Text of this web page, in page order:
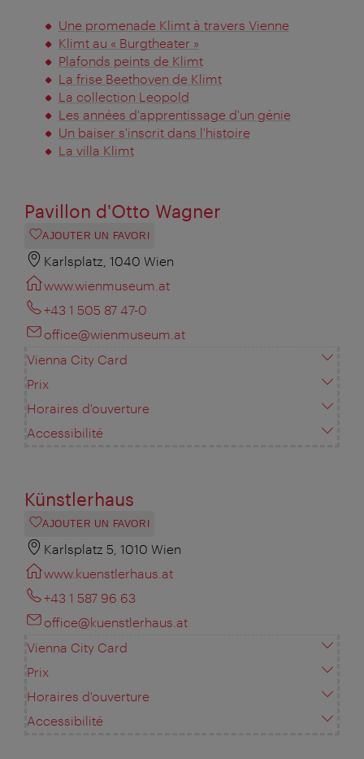
Une promenade Klimt à travers Vienne
Klimt au « Burgtheater »
Plafonds peints de Klimt
La frise Beethoven de Klimt
La collection Leopold
Les années d'apprentissage d'un génie
Un baiser s'inscrit dans l'histoire
La villa Klimt
Pavillon d'Otto Wagner
AJOUTER UN FAVORI
Karlsplatz, 1040 Wien
www.wienmuseum.at
+43 1 505 87 47-0
office@wienmuseum.at
Vienna City Card
Prix
Horaires d'ouverture
Accessibilité
Künstlerhaus
AJOUTER UN FAVORI
Karlsplatz 5, 1010 Wien
www.kuenstlerhaus.at
+43 1 587 96 63
office@kuenstlerhaus.at
Vienna City Card
Prix
Horaires d'ouverture
Accessibilité